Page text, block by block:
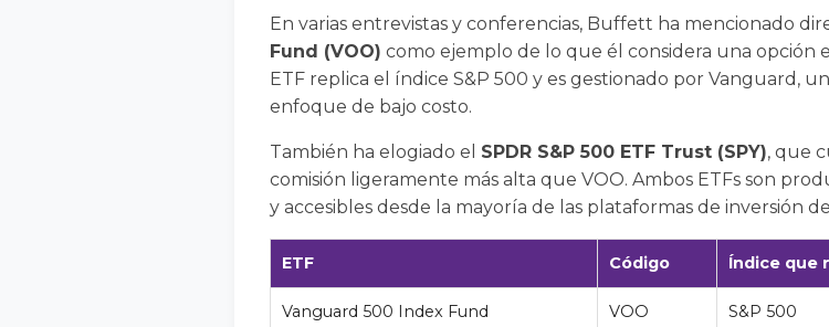
En varias entrevistas y conferencias, Buffett ha mencionado
Fund (VOO) como ejemplo de lo que él considera una opción
ETF replica el índice S&P 500 y es gestionado por Vanguard,
enfoque de bajo costo.
También ha elogiado el SPDR S&P 500 ETF Trust (SPY), que
comisión ligeramente más alta que VOO. Ambos ETFs son
y accesibles desde la mayoría de las plataformas de inversión
ETF Código Índice que
Vanguard 500 Index Fund VOO S&P 500